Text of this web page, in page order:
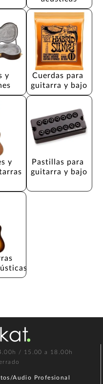
y
Cuerdas para
guitarra y bajo
y
Pastillas para
guitarra y bajo
/ 15.00 a 18.00h
Audio Profesional